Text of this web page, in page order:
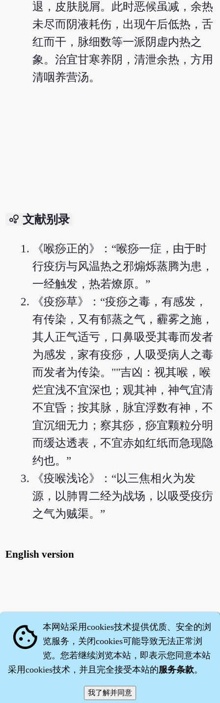
退，皮肤脱屑。此时恶候虽减，余热
未尽而阴液耗伤，出现午后低热，舌
红而干，脉细数等一派阴虚内热之
象。治宜甘寒养阴，清泄余热，方用
清咽养营汤。
bubble_chart 文献别录
《喉痧正的》：“喉痧一症，由于时
行疫疠与风温热之邪煽烁蒸腾为患，
一经触发，热若燎原。”
《疫痧草》：“疫痧之毒，有感发，
有传染，又有郁蒸之气，霾雾之施，
其人正气适亏，口鼻吸受其毒而发者
为感发，家有疫痧，人吸受病人之毒
而发者为传染。""吉凶：视其喉，喉
烂宜浅不宜深也；观其神，神气宜清
不宜昏；按其脉，脉宜浮数有神，不
宜沉细无力；察其痧，痧宜颗粒分明
而缓达透表，不宜赤如红纸而急现隐
约也。”
《疫喉浅论》：“以三焦相火为发
源，以肺胃二经为战场，以吸受疫疠
之气为贼渠。”
English version
·沈药子©2008～2026
cookie 本网站采用cookies技术提供优质、安全的浏
览服务，关闭cookies可能导致无法正常浏
览。您若继续浏览本站，即表示您同意本站
采用cookies技术，并且完全接受本站的服务条款。